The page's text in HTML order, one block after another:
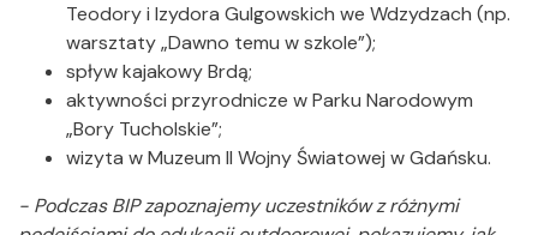
Teodory i Izydora Gulgowskich we Wdzydzach (np.
warsztaty „Dawno temu w szkole”);
spływ kajakowy Brdą;
aktywności przyrodnicze w Parku Narodowym
„Bory Tucholskie”;
wizyta w Muzeum II Wojny Światowej w Gdańsku.
- Podczas BIP zapoznajemy uczestników z różnymi